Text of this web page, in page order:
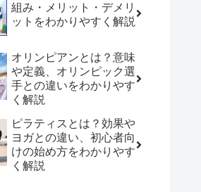
組み・メリット・デメリ
ットをわかりやすく解説
オリンピアンとは？意味
や定義、オリンピック選
手との違いをわかりやす
く解説
ピラティスとは？効果や
ヨガとの違い、初心者向
けの始め方をわかりやす
く解説